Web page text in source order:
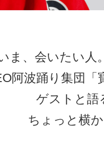
ま、会いたい人
阿波踊り集団「
ゲストと語
ちょっと横